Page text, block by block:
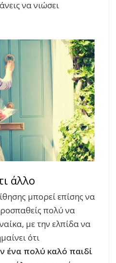
να νιώσει
άλλο
μπορεί επίσης να
πολύ να
με την ελπίδα να
ότι
ένα πολύ καλό παιδί